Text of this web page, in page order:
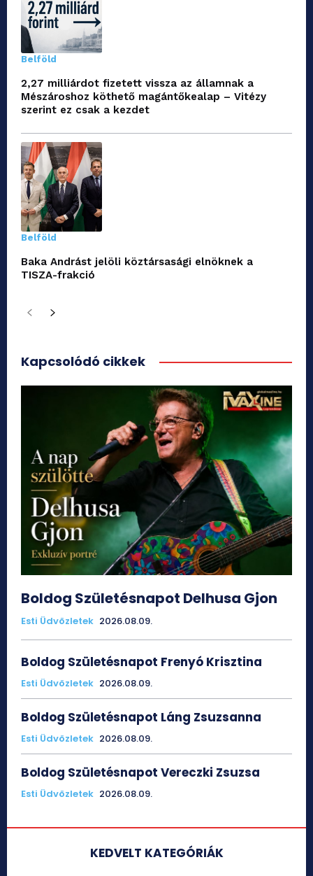
Belföld
2,27 milliárdot fizetett vissza az államnak a
Mészároshoz köthető magántőkealap – Vitézy
szerint ez csak a kezdet
Belföld
Baka Andrást jelöli köztársasági elnöknek a
TISZA-frakció
Kapcsolódó cikkek
Boldog Születésnapot Delhusa Gjon
Esti Üdvözletek 2026.08.09.
Boldog Születésnapot Frenyó Krisztina
Esti Üdvözletek 2026.08.09.
Boldog Születésnapot Láng Zsuzsanna
Esti Üdvözletek 2026.08.09.
Boldog Születésnapot Vereczki Zsuzsa
Esti Üdvözletek 2026.08.09.
KEDVELT KATEGÓRIÁK